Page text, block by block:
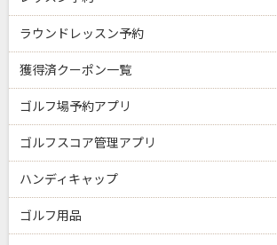
ラウンドレッスン予約
獲得済クーポン一覧
ゴルフ場予約アプリ
ゴルフスコア管理アプリ
ハンディキャップ
ゴルフ用品